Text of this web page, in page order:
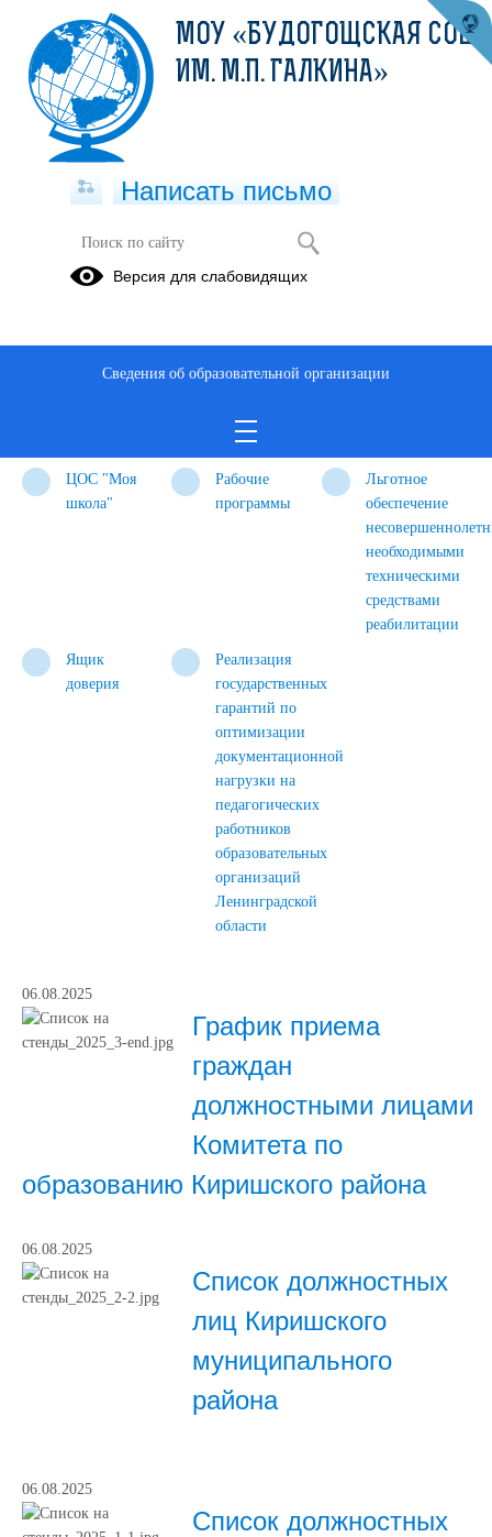
Информация
ФГИС «Моя
школа»
ЦОС "Моя
школа"
Рабочие
программы
Льготное
обеспечение
необходимыми
техническими
средствами
реабилитации
Ящик
доверия
Реализация
государственных
гарантий по
оптимизации
документационной
нагрузки на
педагогических
работников
образовательных
организаций
Ленинградской
области
06.08.2025
График приема
граждан
должностными лицами
Комитета по
образованию Киришского района
06.08.2025
Список должностных
лиц Киришского
муниципального
района
06.08.2025
Список должностных
МОУ «БУДОГОЩСКАЯ СОШ
ИМ. М.П. ГАЛКИНА»
Написать письмо
Версия для слабовидящих
Сведения об образовательной организации